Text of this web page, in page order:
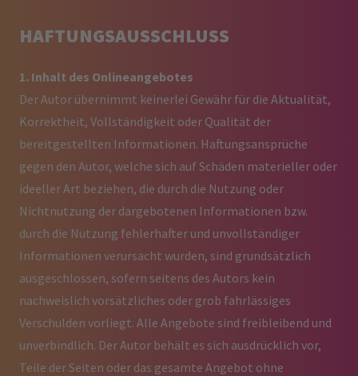
HAFTUNGSAUSSCHLUSS
1. Inhalt des Onlineangebotes
Der Autor übernimmt keinerlei Gewähr für die Aktualität,
Korrektheit, Vollständigkeit oder Qualität der
bereitgestellten Informationen. Haftungsansprüche
gegen den Autor, welche sich auf Schäden materieller oder
ideeller Art beziehen, die durch die Nutzung oder
Nichtnutzung der dargebotenen Informationen bzw.
durch die Nutzung fehlerhafter und unvollständiger
Informationen verursacht wurden, sind grundsätzlich
ausgeschlossen, sofern seitens des Autors kein
nachweislich vorsätzliches oder grob fahrlässiges
Verschulden vorliegt. Alle Angebote sind freibleibend und
unverbindlich. Der Autor behält es sich ausdrücklich vor,
Teile der Seiten oder das gesamte Angebot ohne